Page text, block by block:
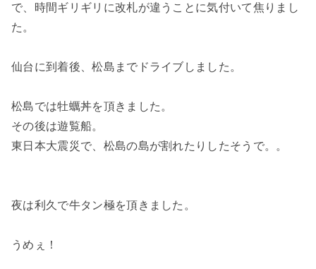
で、時間ギリギリに改札が違うことに気付いて焦りまし
た。
仙台に到着後、松島までドライブしました。
松島では牡蠣丼を頂きました。
その後は遊覧船。
東日本大震災で、松島の島が割れたりしたそうで。。
夜は利久で牛タン極を頂きました。
うめぇ！